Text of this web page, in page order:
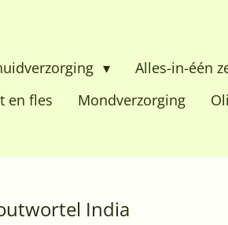
Alles-in-één
en fles Mondverzorging
India